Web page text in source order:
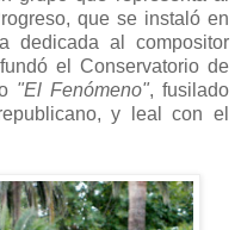
que se instaló en
dedicada al compositor
el Conservatorio de
"El Fenómeno", fusilado
y leal con el